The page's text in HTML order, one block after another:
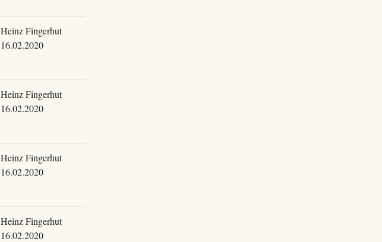
Heinz Fingerhut
16.02.2020
Heinz Fingerhut
16.02.2020
Heinz Fingerhut
16.02.2020
Heinz Fingerhut
16.02.2020